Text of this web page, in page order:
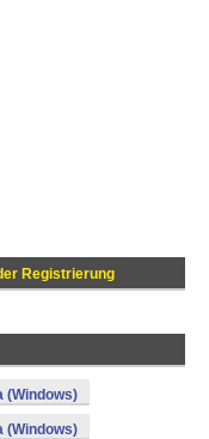
Registrierung
(Windows)
(Windows)